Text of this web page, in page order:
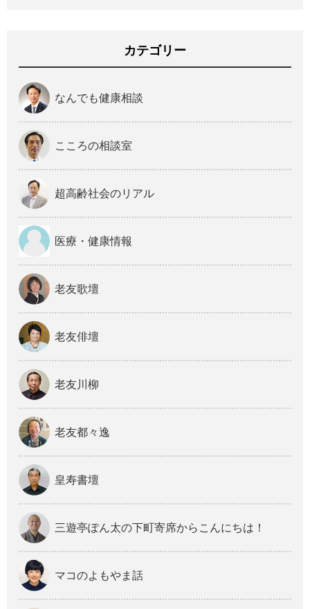
カテゴリー
なんでも健康相談
こころの相談室
超高齢社会のリアル
医療・健康情報
老友歌壇
老友俳壇
老友川柳
老友都々逸
皇寿書壇
三遊亭ぽん太の下町寄席からこんにちは！
マコのよもやま話